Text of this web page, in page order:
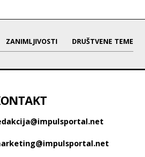
ZANIMLJIVOSTI DRUŠTVENE TEME